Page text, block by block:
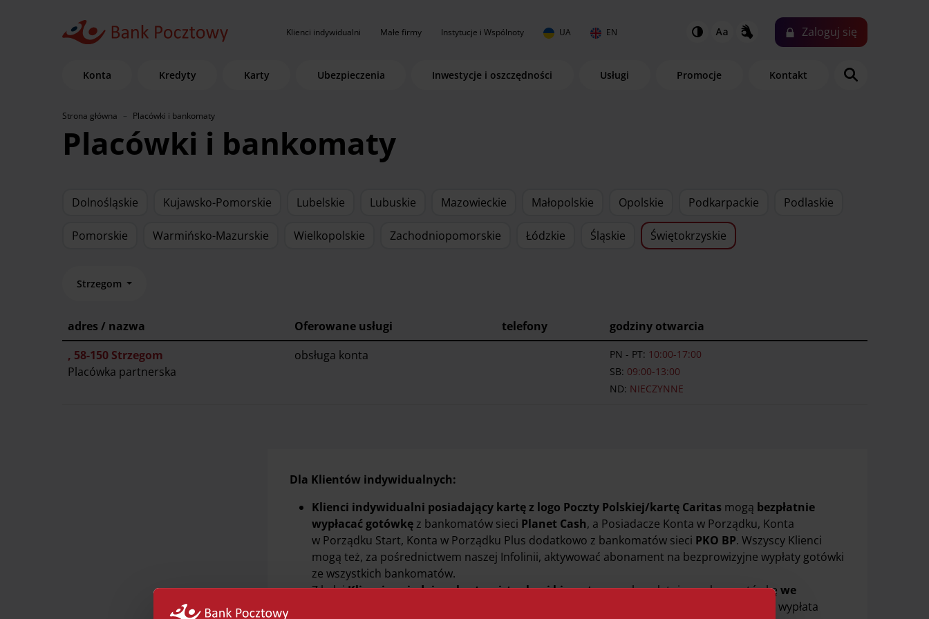
Klienci indywidualni Małe firmy Instytucje i Wspólnoty UA EN Zaloguj się
Konta Kredyty Karty Ubezpieczenia Inwestycje i oszczędności Usługi Promocje Kontakt
Strona główna Placówki i bankomaty
Placówki i bankomaty
Dolnośląskie Kujawsko-Pomorskie Lubelskie Lubuskie Mazowieckie Małopolskie Opolskie Podkarpackie Podlaskie
Pomorskie Warmińsko-Mazurskie Wielkopolskie Zachodniopomorskie Łódzkie Śląskie Świętokrzyskie
Strzegom
adres / nazwa Oferowane usługi telefony
godziny otwarcia
, 58-150 Strzegom
Placówka partnerska
obsługa konta PN - PT: 10:00-17:00
SB: 09:00-13:00
ND: NIECZYNNE
Dla Klientów indywidualnych:
Klienci indywidualni posiadający kartę z logo Poczty Polskiej/kartę Caritas mogą bezpłatnie
wypłacać gotówkęz bankomatów sieci Planet Cash, a Posiadacze Konta w Porządku, Konta
w Porządku Start, Konta w Porządku Plus dodatkowo z bankomatów sieci PKO BP. Wszyscy Klienci
mogą też, za pośrednictwem naszej Infolinii, aktywować abonament na bezprowizyjne wypłaty gotówki
ze wszystkich bankomatów.
Z koleiKlienci posiadający kartę wirtualną i biometrycznąbezpłatnie wypłacą gotówkę we
, przy czym w przypadku karty wirtualnej wypłata